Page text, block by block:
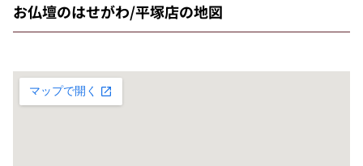
お仏壇のはせがわ/平塚店の地図